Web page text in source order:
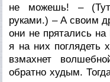
не можешь! – (Тут
руками.) – А своим
они не прятались
я на них поглядеть
взмахнет
обратно худым.